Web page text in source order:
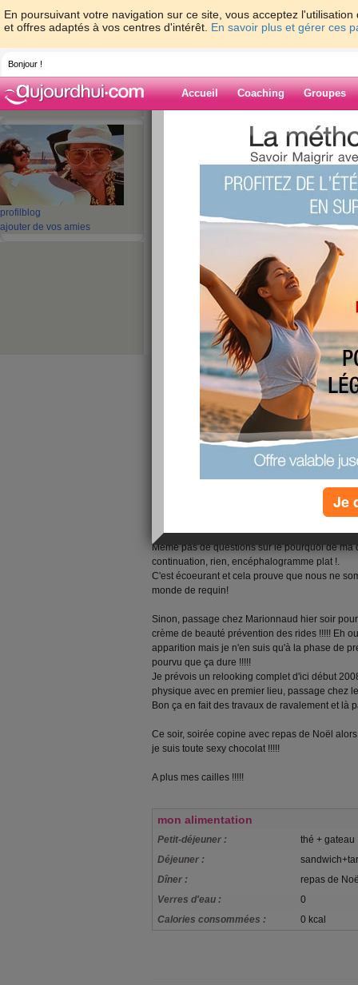
En poursuivant votre navigation sur ce site, vous acceptez
et offres adaptés à vos centres d'intérêt. En savoir plus et gérer ces
Bonjour !
Accueil Coaching Groupes
profil blog
ajouter de vos amies
> > Voilà
Blog de
Voilà c'est fini !!!!!
J'arrête le travail ce soir, ils m'ont vraiment
Avoir donné de mon temps, avoir formé les
m'être occupée des portefeuilles clients
Pour preuve, voici le dernier mail en date :
"je te remercie d’assurer un suivi rigoureux de
J'me croirais en maternelle !!!!!!
Même pas de questions sur le pourquoi de
continuation, rien, encéphalogramme plat !.
C'est écoeurant et cela prouve que nous ne
monde de requin!
Sinon, passage chez Marionnaud hier soir
crème de beauté prévention des rides !!!!! Eh
apparition mais je n'en suis qu'à la phase de
pourvu que ça dure !!!!!
Je prévois un relooking complet d'ici début
physique avec en premier lieu, passage chez
Bon ça en fait des travaux de ravalement et là
Ce soir, soirée copine avec repas de Noël
je suis toute sexy chocolat !!!!!
A plus mes cailles !!!!!
mon alimentation
Petit-déjeuner :
thé + gateau
Déjeuner :
Dîner :
repas de
Verres d'eau :
0
Calories consommées :
0 kcal
Je